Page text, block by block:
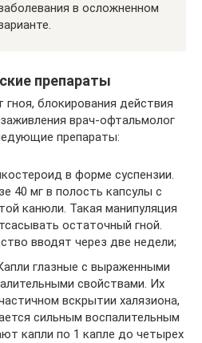
в осложненном
препараты
блокирования действия
врач-офтальмолог
препараты:
в форме суспензии.
40 мг в полость капсулы с
канюли. Такая манипуляция
остаточный гной.
вводят через две недели;
глазные с выраженными
свойствами. Их
вскрытии халязиона,
сильным воспалительным
капли по 1 капле до четырех